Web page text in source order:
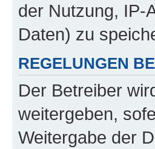
der Nutzung, IP-
Daten) zu
REGELUNGEN
Der Betreiber
weitergeben,
Weitergabe der